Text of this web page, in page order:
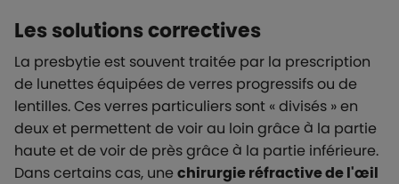
Les solutions correctives
La presbytie est souvent traitée par la prescription
de lunettes équipées de verres progressifs ou de
lentilles. Ces verres particuliers sont « divisés » en
deux et permettent de voir au loin grâce à la partie
haute et de voir de près grâce à la partie inférieure.
Dans certains cas, unechirurgie réfractive de l'œil